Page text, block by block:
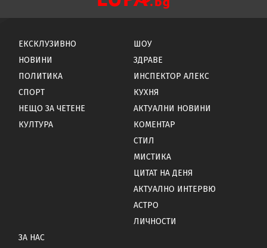
ЕКСКЛУЗИВНО
НОВИНИ
ПОЛИТИКА
СПОРТ
НЕЩО ЗА ЧЕТЕНЕ
КУЛТУРА
ШОУ
ЗДРАВЕ
ИНСПЕКТОР АЛЕКС
КУХНЯ
АКТУАЛНИ НОВИНИ
КОМЕНТАР
СТИЛ
МИСТИКА
ЦИТАТ НА ДЕНЯ
АКТУАЛНО ИНТЕРВЮ
АСТРО
ЛИЧНОСТИ
ЗА НАС